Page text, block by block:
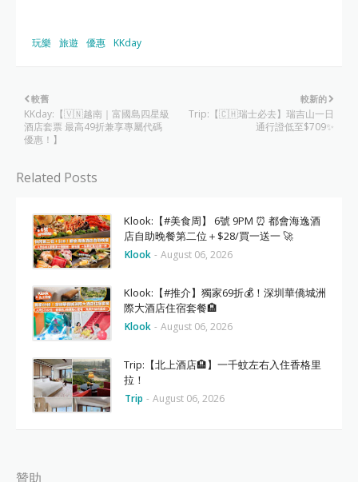
玩樂 旅遊 優惠 KKday
較新的
Trip:【🇨🇭瑞士必去】瑞吉山一日
通行證低至$709✨
較舊
KKday:【🇻🇳越南｜富國島四星級
酒店套票 最高49折兼享專屬代碼
優惠！】
Related Posts
Klook:【#美食周】 6號 9PM ⏰ 都會海逸酒
店自助晚餐第二位＋$28/買一送一 🚀
Klook - August 06, 2026
Klook:【#推介】獨家69折💰！深圳華僑城洲
際大酒店住宿套餐🏨
Klook - August 06, 2026
Trip:【北上酒店🏨】一千蚊左右入住香格里
拉！
Trip - August 06, 2026
贊助